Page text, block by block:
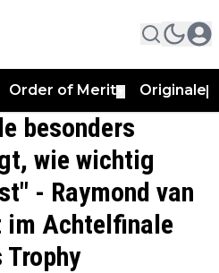
Order of Merit Originale
besonders
wie wichtig
- Raymond van
im Achtelfinale